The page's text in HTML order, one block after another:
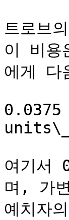
트로브
이 비용
에게 다
여기서
며, 가
예치자